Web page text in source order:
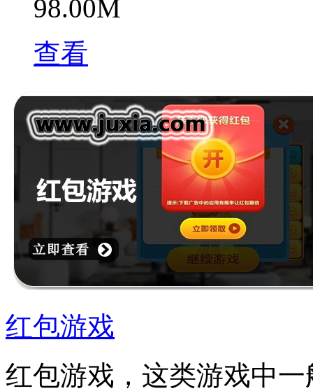
98.00M
查看
红包游戏
红包游戏，这类游戏中